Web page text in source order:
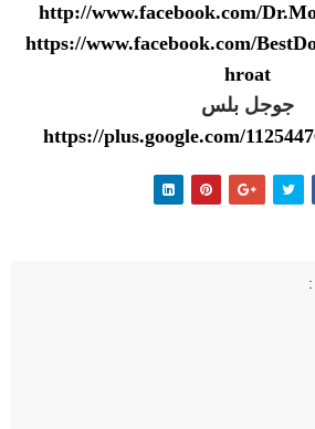
http://www.facebook.com/
https://www.facebook.com/
hroat
جوجل بلس
https://plus.google.com/